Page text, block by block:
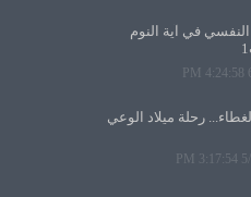
النفسي في آية النوم
رحلة ميلاد الوعي
5/